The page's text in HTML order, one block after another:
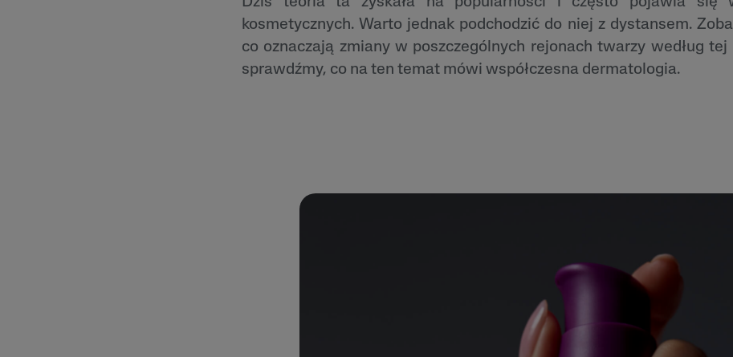
Trądzik Różowaty
Skóra Szorstka i
Łuszcząca się
Tokoferol
kosmetycznych. Warto jednak podchodzić do niej z dystansem.
co oznaczają zmiany w poszczególnych rejonach twarzy według tej
sprawdźmy, co na ten temat mówi współczesna dermatologia.